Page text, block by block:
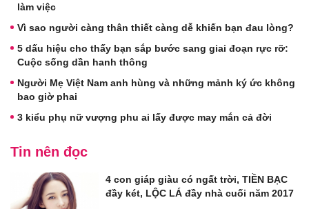
làm việc
Vì sao người càng thân thiết càng dễ khiến bạn đau lòng?
5 dấu hiệu cho thấy bạn sắp bước sang giai đoạn rực rỡ:
Cuộc sống dần hanh thông
Người Mẹ Việt Nam anh hùng và những mảnh ký ức không
bao giờ phai
3 kiểu phụ nữ vượng phu ai lấy được may mắn cả đời
Tin nên đọc
4 con giáp giàu có ngất trời, TIỀN BẠC
đầy két, LỘC LÁ đầy nhà cuối năm 2017